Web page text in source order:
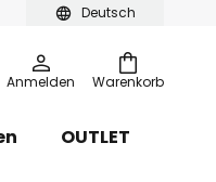
Deutsch
Warenkorb
Anmelden
OUTLET